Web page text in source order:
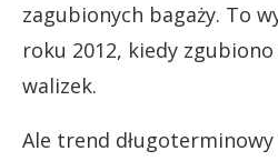
zagubionych bagaży. To
roku 2012, kiedy
walizek.
Ale trend długoterminowy